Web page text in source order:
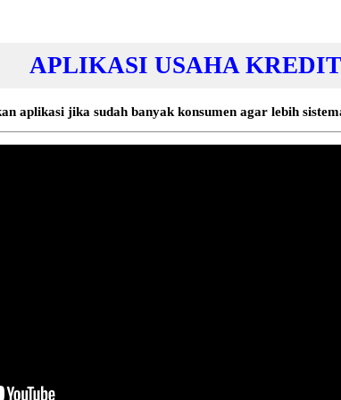
APLIKASI USAHA
aplikasi jika sudah banyak konsumen agar lebih